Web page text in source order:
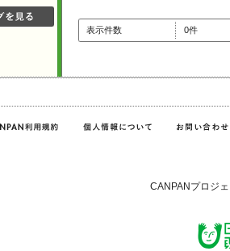
表示件数 0件
CANPANプロジ